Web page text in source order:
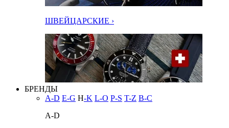
ШВЕЙЦАРСКИЕ ›
БРЕНДЫ
A-D E-G H-K L-O P-S T-Z В-С
A-D